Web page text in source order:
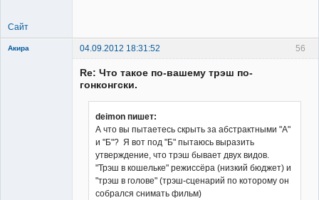
Сайт
56
Акира 04.09.2012 18:31:52
Re: Что такое по-вашему трэш по-
гонконгски.
deimon пишет:
А что вы пытаетесь скрыть за абстрактными "А"
и "Б"? Я вот под "Б" пытаюсь выразить
утверждение, что трэш бывает двух видов.
"Трэш в кошельке" режиссёра (низкий бюджет) и
"трэш в голове" (трэш-сценарий по которому он
собрался снимать фильм)